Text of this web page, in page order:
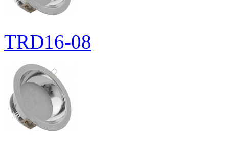
TRD16-08